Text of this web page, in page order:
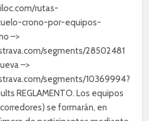
rutas-
crono-por-equipos-
–>
segments/28502481
–>
segments/10369994?
REGLAMENTO. Los equipos
se formarán, en